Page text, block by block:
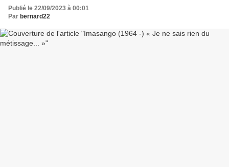
Publié le 22/09/2023 à 00:01
Par bernard22